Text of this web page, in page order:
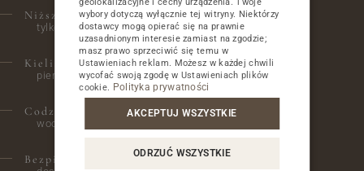
ŚLUBY I UROCZYSTOŚCI RODZINNE
WESELA I PRZYJĘCIA
NASI GOŚCIE O HOTELU
OPINIE
Niższa cena za parking
tylko 30 PLN / doba
Kieliszek wina powitalnego
pierwszego dnia pobytu
Codzienne uzupełnianie w pokoju
wody mineralnej, kawy Nespresso i herbaty
Bezpieczne miejsce dla roweru
wybory dotyczą wyłącznie tej witryny. Niektórzy
dostawcy mogą opierać się na prawnie
uzasadnionym interesie zamiast na zgodzie;
masz prawo sprzeciwić się temu w
Ustawieniach reklam. Możesz w każdej chwili
wycofać swoją zgodę w Ustawieniach plików
cookie. Polityka prywatności
AKCEPTUJ WSZYSTKIE
ODRZUĆ WSZYSTKIE